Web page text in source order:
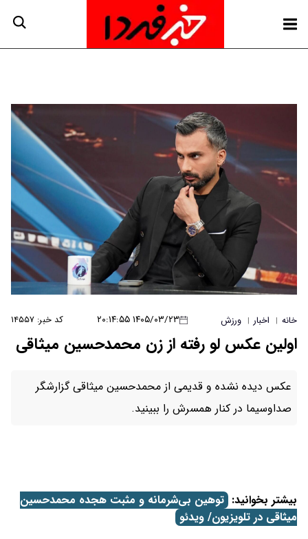
خانه | اخبار | ورزش ۱۴۰۵/۰۳/۲۳ ۲۰:۱۴:۵۵ کد خبر: ۱۴۵۵۷
اولین عکس لو رفته از زن محمدحسین میثاقی
عکس دیده نشده و قدیمی از محمدحسین میثاقی گزارشگر
صداوسیما در کنار همسرش را ببینید.
بیشتر بخوانید: توهین بی‌شرمانه و مثبت هجده محمدحسین
میثاقی در تلویزیون/ ویدئو